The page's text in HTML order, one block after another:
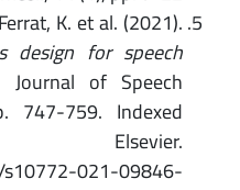
Ferrat, K. et al. (2021).
design for speech
Journal of Speech
747-759. Indexed
s10772-021-09846-